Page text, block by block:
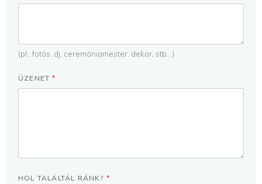
(pl.: fotós, dj, ceremóniamester, dekor, stb...)
ÜZENET*
HOL TALÁLTÁL RÁNK? *